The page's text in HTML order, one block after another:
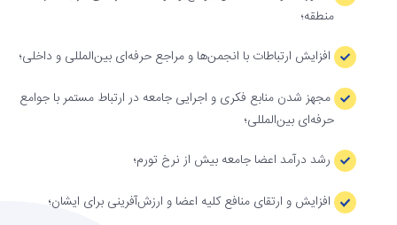
منطقه؛
افزایش ارتباطات با انجمن‌ها و مراجع حرفه‌ای بین‌المللی و داخلی؛
مجهز شدن منابع فکری و اجرایی جامعه در ارتباط مستمر با جوامع
حرفه‌ای بین‌المللی؛
رشد درآمد اعضا جامعه بیش از نرخ تورم؛
افزایش و ارتقای منافع کلیه اعضا و ارزش‌آفرینی برای ایشان؛